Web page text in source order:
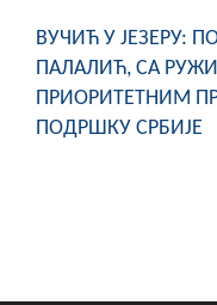
ВУЧИЋ У ЈЕЗЕРУ:
ПАЛАЛИЋ, СА
ПРИОРИТЕТНИМ
ПОДРШКУ СРБИЈЕ